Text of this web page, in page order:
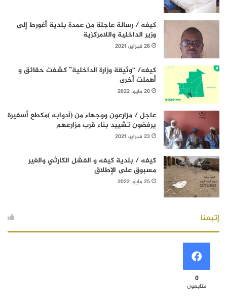
كيفه / رسالة عاجلة من عمدة بلدية أغورط إلى
وزير الداخلية واللامركزية
26 فبراير، 2021
كيفه/ “وثيقة وزارة الداخلية” كشفت حقائق و
أهملت أخرى
20 مايو، 2022
عاجل / مزارعون ووجهاء من (آدوابه )مكطع أسفيرة
يرفضون تشييد بناء قرب مزارعهم
23 فبراير، 2021
كيفه / بلدية كيفه و الفشل الكارثي والغير
مسبوق على الإطلاق
25 مايو، 2022
إتبعنا
0
متابعون